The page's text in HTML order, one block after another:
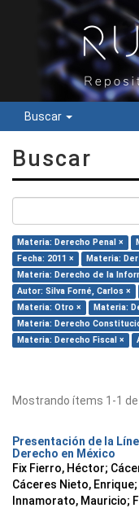
Buscar
Buscar
Materia: Derecho Penal ×
Fecha: 2011 ×
Materia:
Materia: Derecho de la
Autor: Silva Forné, Carlos ×
Materia: Otro ×
Materia:
Materia: Derecho
Materia: Derecho Fiscal ×
Mostrando ítems 1-1 de
Presentación de la
Derecho en México
Fix Fierro, Héctor;
Cáceres Nieto, Enrique;
Innamorato, Mauricio;